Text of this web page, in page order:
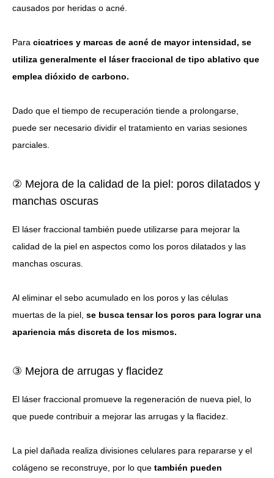
causados por heridas o acné.
Para cicatrices y marcas de acné de mayor intensidad, se
utiliza generalmente el láser fraccional de tipo ablativo que
emplea dióxido de carbono.
Dado que el tiempo de recuperación tiende a prolongarse,
puede ser necesario dividir el tratamiento en varias sesiones
parciales.
② Mejora de la calidad de la piel: poros dilatados y
manchas oscuras
El láser fraccional también puede utilizarse para mejorar la
calidad de la piel en aspectos como los poros dilatados y las
manchas oscuras.
Al eliminar el sebo acumulado en los poros y las células
muertas de la piel, se busca tensar los poros para lograr una
apariencia más discreta de los mismos.
③ Mejora de arrugas y flacidez
El láser fraccional promueve la regeneración de nueva piel, lo
que puede contribuir a mejorar las arrugas y la flacidez.
La piel dañada realiza divisiones celulares para repararse y el
colágeno se reconstruye, por lo que también pueden